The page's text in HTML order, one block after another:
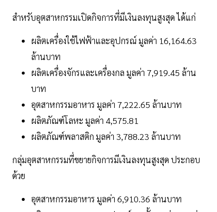
สำหรับอุตสาหกรรมเปิดกิจการที่มีเงินลงทุนสูงสุด ได้แก่
ผลิตเครื่องใช้ไฟฟ้าและอุปกรณ์ มูลค่า 16,164.63
ล้านบาท
ผลิตเครื่องจักรและเครื่องกล มูลค่า 7,919.45 ล้าน
บาท
อุตสาหกรรมอาหาร มูลค่า 7,222.65 ล้านบาท
ผลิตภัณฑ์โลหะ มูลค่า 4,575.81
ผลิตภัณฑ์พลาสติก มูลค่า 3,788.23 ล้านบาท
กลุ่มอุตสาหกรรมที่ขยายกิจการมีเงินลงทุนสูงสุด ประกอบ
ด้วย
อุตสาหกรรมอาหาร มูลค่า 6,910.36 ล้านบาท